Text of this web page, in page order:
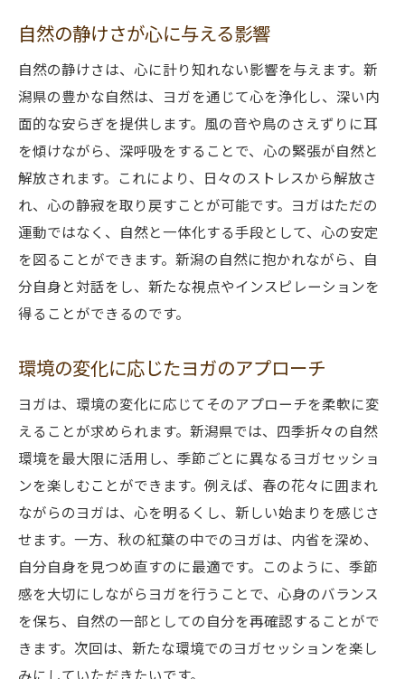
自然の静けさが心に与える影響
自然の静けさは、心に計り知れない影響を与えます。新
潟県の豊かな自然は、ヨガを通じて心を浄化し、深い内
面的な安らぎを提供します。風の音や鳥のさえずりに耳
を傾けながら、深呼吸をすることで、心の緊張が自然と
解放されます。これにより、日々のストレスから解放さ
れ、心の静寂を取り戻すことが可能です。ヨガはただの
運動ではなく、自然と一体化する手段として、心の安定
を図ることができます。新潟の自然に抱かれながら、自
分自身と対話をし、新たな視点やインスピレーションを
得ることができるのです。
環境の変化に応じたヨガのアプローチ
ヨガは、環境の変化に応じてそのアプローチを柔軟に変
えることが求められます。新潟県では、四季折々の自然
環境を最大限に活用し、季節ごとに異なるヨガセッショ
ンを楽しむことができます。例えば、春の花々に囲まれ
ながらのヨガは、心を明るくし、新しい始まりを感じさ
せます。一方、秋の紅葉の中でのヨガは、内省を深め、
自分自身を見つめ直すのに最適です。このように、季節
感を大切にしながらヨガを行うことで、心身のバランス
を保ち、自然の一部としての自分を再確認することがで
きます。次回は、新たな環境でのヨガセッションを楽し
みにしていただきたいです。